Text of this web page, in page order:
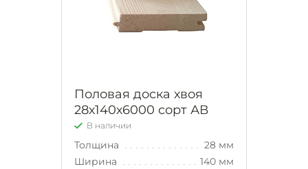
Половая доска хвоя
28х140х6000 сорт АВ
В наличии
Толщина
28 мм
Ширина
140 мм